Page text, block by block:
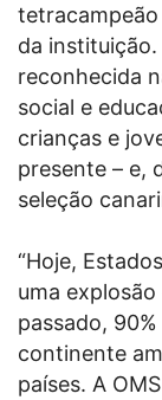
da instituição.
reconhecida
social e
crianças e
presente – e,
seleção
“Hoje,
uma
passado,
continente
países. A